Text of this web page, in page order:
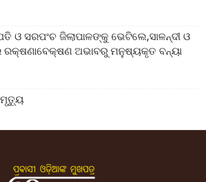
ସରପଂଚ ଜିଲାପାଳଙ୍କୁ ଭେଟିଲେ,ସାଳନ୍ଦୀ ଓ
ରକ୍ଷଣାବେକ୍ଷଣ ଅଭାବରୁ ମନୁଷ୍ୟକୃତ ବନ୍ୟା